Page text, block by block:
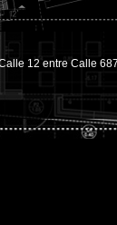
12 entre Calle